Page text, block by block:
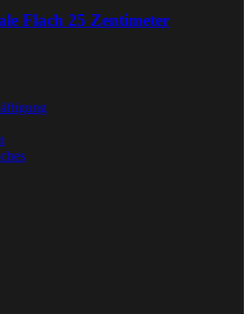
Flach 25 Zentimeter